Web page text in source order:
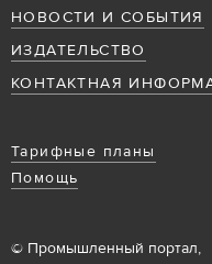
НОВОСТИ И СОБЫТИЯ
ИЗДАТЕЛЬСТВО
КОНТАКТНАЯ
Тарифные планы
Помощь
© Промышленный портал,